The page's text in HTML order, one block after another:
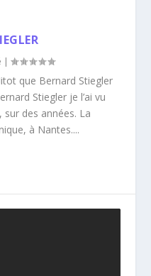
|
que Bernard Stiegler
Stiegler je l’ai vu
des années. La
à Nantes....